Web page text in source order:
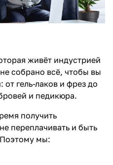
живёт индустрией
собрано всё, чтобы вы
от гель-лаков и фрез до
и педикюра.
получить
переплачивать и быть
Поэтому мы: